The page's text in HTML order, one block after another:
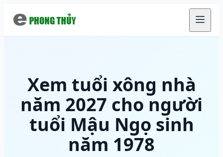
Xem tuổi xông nhà
năm 2027 cho người
tuổi Mậu Ngọ sinh
năm 1978